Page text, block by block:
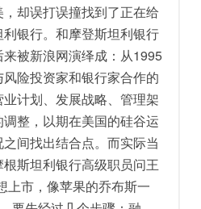
却误打误撞找到了正在给
银行。和摩登斯坦利银行
被新浪网演绎成：从1995
险投资家和银行家合作的
计划、发展战略、管理架
整，以期在美国的硅谷运
间找出结合点。而实际当
斯坦利银行高级职员问王
上市，像苹果的乔布斯一